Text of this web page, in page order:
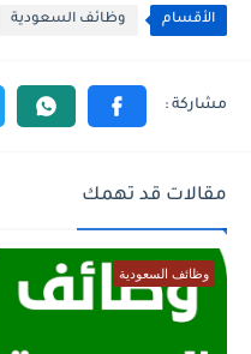
الأقسام وظائف السعودية
مقالات قد تهمك
وظائف السعودية